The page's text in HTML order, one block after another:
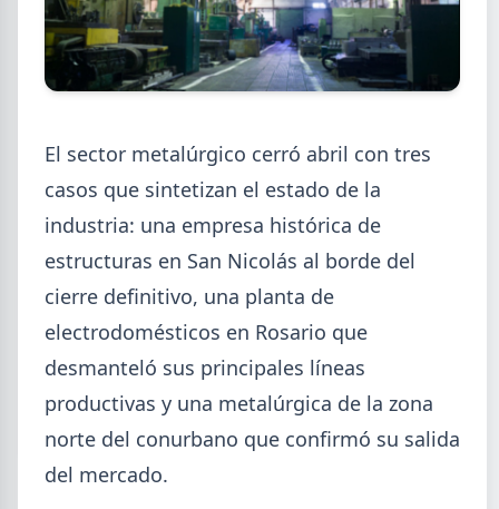
GENERAL 2026-08-07
Cheques rechazados en alza: la
cadena de pagos metalúrgica
muestra signos de estrés
Junio fue el tercer peor mes en cheques rechazados
en casi seis años. El caso Metalfor expone la tensión
que crece en la cadena de pagos metalúrgica.
El sector metalúrgico cerró abril con tres
casos que sintetizan el estado de la
industria: una empresa histórica de
estructuras en San Nicolás al borde del
cierre definitivo, una planta de
electrodomésticos en Rosario que
desmanteló sus principales líneas
productivas y una metalúrgica de la zona
norte del conurbano que confirmó su salida
del mercado.